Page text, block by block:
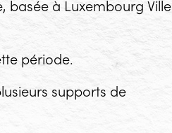
basée à Luxembourg Ville
période.
supports de